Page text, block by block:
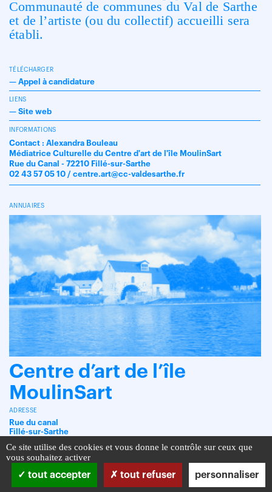
Communauté de communes du Val de Sarthe
et de l’artiste (ou du collectif) accueilli sera
établi.
TÉLÉCHARGER
— Appel à candidature
LIENS
— Site web
INFORMATIONS
Contact : Alexandra Bouleau
Médiatrice Culturelle du Centre d'art de l'île MoulinSart
Rue du Canal - 72210 Fillé-sur-Sarthe
02 43 57 05 10 / centre.art@cc-valdesarthe.fr
ANNUAIRES
Centre d’art de l’île
MoulinSart
ADRESSE
Rue du canal
Fillé-sur-Sarthe
Ce site utilise des cookies et vous donne le contrôle sur ceux que
vous souhaitez activer
tout accepter
tout refuser personnaliser